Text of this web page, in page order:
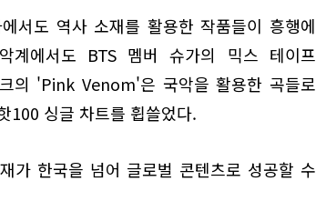
서도 역사 소재를 활용한 작품들이 흥행에
계에서도 BTS 멤버 슈가의 믹스 테이프
의 'Pink Venom'은 국악을 활용한 곡들로
100 싱글 차트를 휩쓸었다.
가 한국을 넘어 글로벌 콘텐츠로 성공할 수